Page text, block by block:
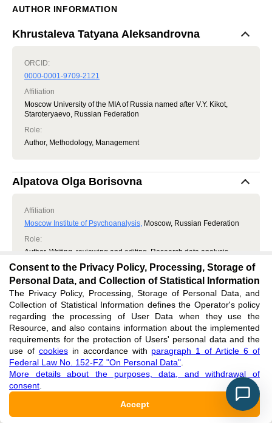
AUTHOR INFORMATION
Khrustaleva Tatyana Aleksandrovna
ORCID:
0000-0001-9709-2121
Affiliation
Moscow University of the MIA of Russia named after V.Y. Kikot,
Staroteryaevo, Russian Federation
Role:
Author, Methodology, Management
Alpatova Olga Borisovna
Affiliation
Moscow Institute of Psychoanalysis, Moscow, Russian Federation
Role:
Author, Writing, reviewing and editing, Research data analysis
ELIBRARY AUTHOR ID:
716798
Article metrics
VIEWS: 685 DOWNLOADS: 8
Downloads
Consent to the Privacy Policy, Processing, Storage of
Personal Data, and Collection of Statistical Information
The Privacy Policy, Processing, Storage of Personal Data, and
Collection of Statistical Information defines the Operator's policy
regarding the processing of User Data when they use the
Resource, and also contains information about the implemented
requirements for the protection of Users' personal data and the
use of cookiesin accordance with paragraph 1 of Article 6 of
Federal Law No. 152-FZ "On Personal Data"
More details about the purposes, data, and withdrawal of
consent
Accept